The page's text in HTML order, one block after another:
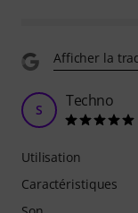
Afficher la
S Techno
Utilisation
Caractéristiques